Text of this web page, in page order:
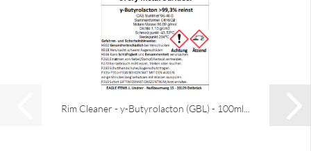
Rim Cleaner - y-Butyrolacton (GBL) - 100ml...